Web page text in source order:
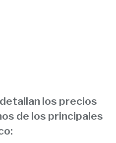
los precios
de los principales
: